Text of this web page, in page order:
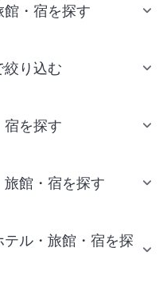
・宿を探す
絞り込む
宿を探す
館・宿を探す
ル・旅館・宿を探